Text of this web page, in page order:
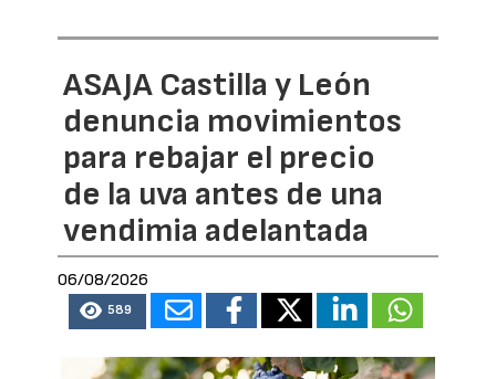
ASAJA Castilla y León
denuncia movimientos
para rebajar el precio
de la uva antes de una
vendimia adelantada
06/08/2026
589